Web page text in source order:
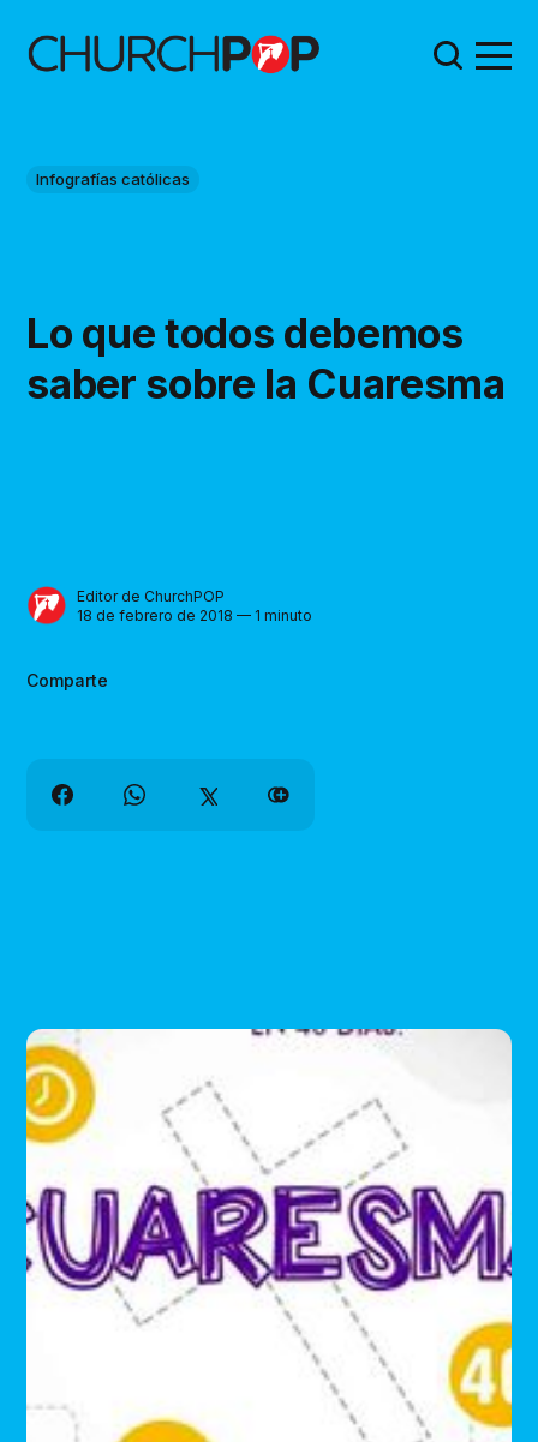
Infografías católicas
Lo que todos debemos
saber sobre la Cuaresma
Editor de ChurchPOP
18 de febrero de 2018 — 1 minuto
Comparte